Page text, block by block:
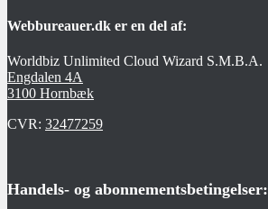
Webbureauer.dk er en del af:
Worldbiz Unlimited Cloud Wizard S.M.B.A.
Engdalen 4A
3100 Hornbæk
CVR: 32477259
Handels- og abonnementsbetingelser: